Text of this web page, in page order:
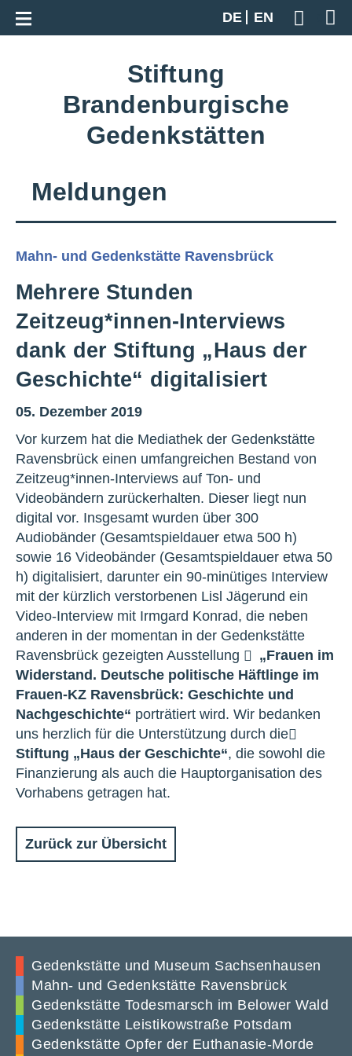
DE
EN
Geben
Zur Gesamtübersicht
Stiftung
Brandenburgische
Gedenkstätten
Meldungen
Mahn- und Gedenkstätte Ravensbrück
Mehrere Stunden
Zeitzeug*innen-Interviews
dank der Stiftung „Haus der
Geschichte“ digitalisiert
05. Dezember 2019
Vor kurzem hat die Mediathek der Gedenkstätte
Ravensbrück einen umfangreichen Bestand von
Zeitzeug*innen-Interviews auf Ton- und
Videobändern zurückerhalten. Dieser liegt nun
digital vor. Insgesamt wurden über 300
Audiobänder (Gesamtspieldauer etwa 500 h)
sowie 16 Videobänder (Gesamtspieldauer etwa 50
h) digitalisiert, darunter ein 90-minütiges Interview
mit der kürzlich verstorbenen Lisl Jägerund ein
Video-Interview mit Irmgard Konrad, die neben
anderen in der momentan in der Gedenkstätte
Ravensbrück gezeigten Ausstellung
„Frauen im
Widerstand. Deutsche politische Häftlinge im
Frauen-KZ Ravensbrück: Geschichte und
Nachgeschichte“ porträtiert wird. Wir bedanken
uns herzlich für die Unterstützung durch die
Stiftung „Haus der Geschichte“, die sowohl die
Finanzierung als auch die Hauptorganisation des
Vorhabens getragen hat.
Zurück zur Übersicht
Gedenkstätte und Museum Sachsenhausen
Mahn- und Gedenkstätte Ravensbrück
Gedenkstätte Todesmarsch im Belower Wald
Gedenkstätte Leistikowstraße Potsdam
Gedenkstätte Opfer der Euthanasie-Morde